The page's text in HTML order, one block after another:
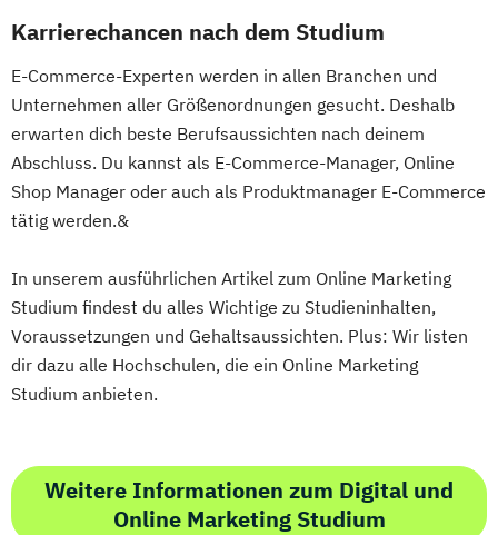
Karrierechancen nach dem Studium
E-Commerce-Experten werden in allen Branchen und
Unternehmen aller Größenordnungen gesucht. Deshalb
erwarten dich beste Berufsaussichten nach deinem
Abschluss. Du kannst als E-Commerce-Manager, Online
Shop Manager oder auch als Produktmanager E-Commerce
tätig werden.&
In unserem ausführlichen Artikel zum Online Marketing
Studium findest du alles Wichtige zu Studieninhalten,
Voraussetzungen und Gehaltsaussichten. Plus: Wir listen
dir dazu alle Hochschulen, die ein Online Marketing
Studium anbieten.
Weitere Informationen zum Digital und
Online Marketing Studium